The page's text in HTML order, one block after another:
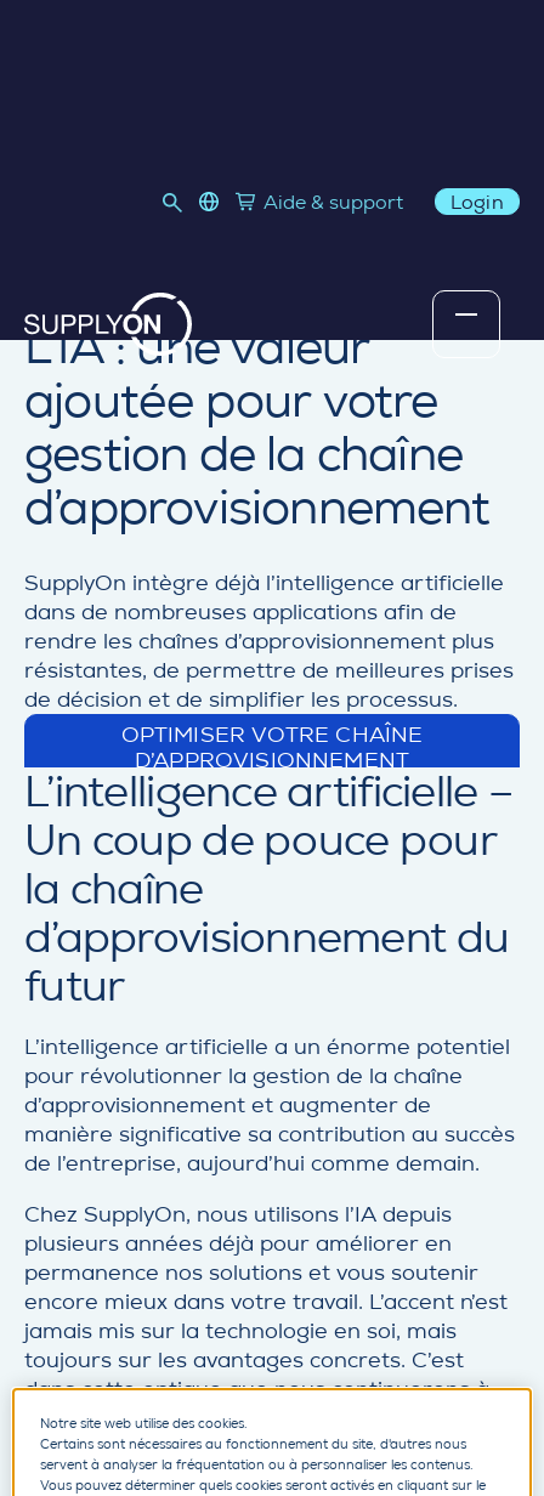
Retourner au contenulanguage select
Link to SupplyOn Store
Aide & support Login
L’IA : une valeur
ajoutée pour votre
gestion de la chaîne
d’approvisionnement
SupplyOn intègre déjà l’intelligence artificielle
dans de nombreuses applications afin de
rendre les chaînes d’approvisionnement plus
résistantes, de permettre de meilleures prises
de décision et de simplifier les processus.
OPTIMISER VOTRE CHAÎNE
D’APPROVISIONNEMENT
d
e
t
a
i
L’intelligence artificielle –
Un coup de pouce pour
la chaîne
d’approvisionnement du
futur
L’intelligence artificielle a un énorme potentiel
pour révolutionner la gestion de la chaîne
d’approvisionnement et augmenter de
manière significative sa contribution au succès
de l’entreprise, aujourd’hui comme demain.
Chez SupplyOn, nous utilisons l’IA depuis
plusieurs années déjà pour améliorer en
permanence nos solutions et vous soutenir
encore mieux dans votre travail. L’accent n’est
jamais mis sur la technologie en soi, mais
toujours sur les avantages concrets. C’est
dans cette optique que nous continuerons à
innover afin d’exploiter pleinement les
possibilités de l’IA pour nos clients.
Notre site web utilise des cookies.
Certains sont nécessaires au fonctionnement du site, d'autres nous
servent à analyser la fréquentation ou à personnaliser les contenus.
Vous pouvez déterminer quels cookies seront activés en cliquant sur le